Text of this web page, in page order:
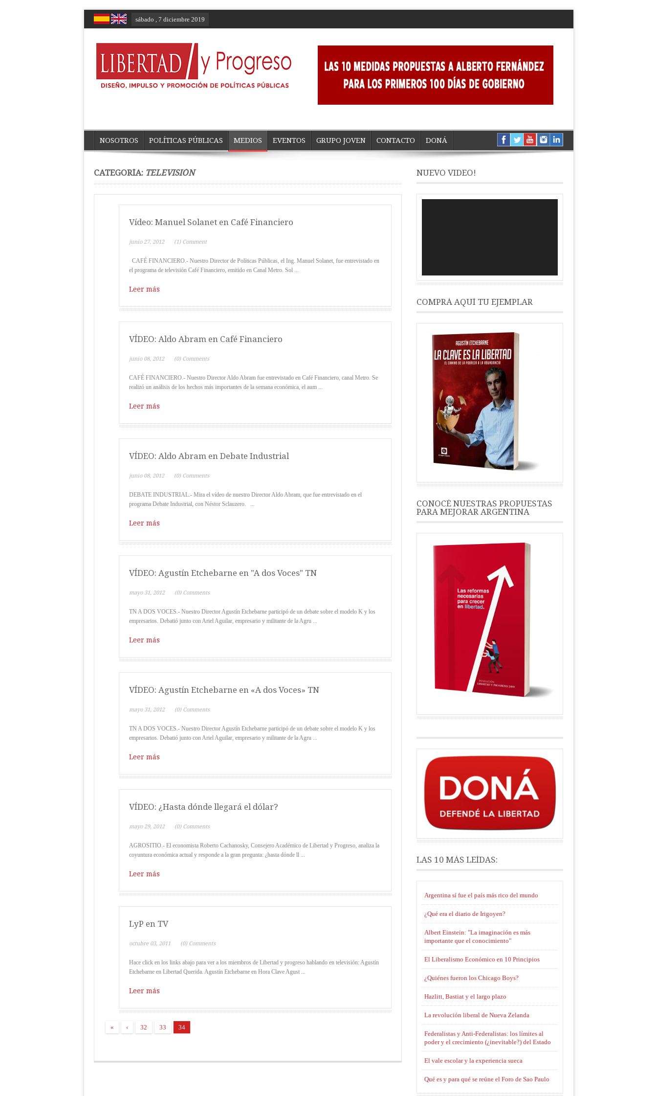
sábado , 7 diciembre 2019
NOSOTROS POLÍTICAS PÚBLICAS MEDIOS EVENTOS GRUPO JOVEN CONTACTO DONÁ
CATEGORÍA: TELEVISIÓN
Vídeo: Manuel Solanet en Café Financiero
junio 27, 2012 (1) Comment
CAFÉ FINANCIERO.- Nuestro Director de Políticas Públicas, el Ing. Manuel Solanet, fue entrevistado en
el programa de televisión Café Financiero, emitido en Canal Metro. Sol ...
Leer más
VÍDEO: Aldo Abram en Café Financiero
junio 08, 2012 (0) Comments
CAFÉ FINANCIERO.- Nuestro Director Aldo Abram fue entrevistado en Café Financiero, canal Metro. Se
realizó un análisis de los hechos más importantes de la semana económica, el aum ...
Leer más
VÍDEO: Aldo Abram en Debate Industrial
junio 08, 2012 (0) Comments
DEBATE INDUSTRIAL.- Mira el vídeo de nuestro Director Aldo Abram, que fue entrevistado en el
programa Debate Industrial, con Néstor Sclauzero. ...
Leer más
VÍDEO: Agustín Etchebarne en "A dos Voces" TN
mayo 31, 2012 (0) Comments
TN A DOS VOCES.- Nuestro Director Agustín Etchebarne participó de un debate sobre el modelo K y los
empresarios. Debatió junto con Ariel Aguilar, empresario y militante de la Agru ...
Leer más
VÍDEO: Agustín Etchebarne en «A dos Voces» TN
mayo 31, 2012 (0) Comments
TN A DOS VOCES.- Nuestro Director Agustín Etchebarne participó de un debate sobre el modelo K y los
empresarios. Debatió junto con Ariel Aguilar, empresario y militante de la Agru ...
Leer más
VÍDEO: ¿Hasta dónde llegará el dólar?
mayo 29, 2012 (0) Comments
AGROSITIO.- El economista Roberto Cachanosky, Consejero Académico de Libertad y Progreso, analiza la
coyuntura económica actual y responde a la gran pregunta: ¿hasta dónde ll ...
Leer más
LyP en TV
octubre 03, 2011 (0) Comments
Hace click en los links abajo para ver a los miembros de Libertad y progreso hablando en televisión: Agustín
Etchebarne en Libertad Querida. Agustín Etchebarne en Hora Clave Agust ...
Leer más
« ‹ 32 33 34
NUEVO VIDEO!
COMPRÁ AQUÍ TU EJEMPLAR
CONOCÉ NUESTRAS PROPUESTAS
PARA MEJORAR ARGENTINA
LAS 10 MÁS LEÍDAS:
Argentina sí fue el país más rico del mundo
¿Qué era el diario de Irigoyen?
Albert Einstein: "La imaginación es más
importante que el conocimiento"
El Liberalismo Económico en 10 Principios
¿Quiénes fueron los Chicago Boys?
Hazlitt, Bastiat y el largo plazo
La revolución liberal de Nueva Zelanda
Federalistas y Anti-Federalistas: los límites al
poder y el crecimiento (¿inevitable?) del Estado
El vale escolar y la experiencia sueca
Qué es y para qué se reúne el Foro de Sao Paulo